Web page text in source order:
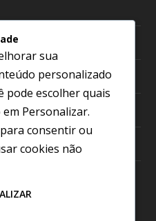
sua
personalizado
pode escolher quais
Personalizar.
para consentir ou
cookies não